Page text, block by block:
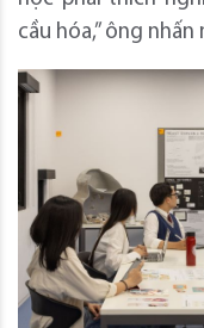
cầu hóa,” ông nhấn